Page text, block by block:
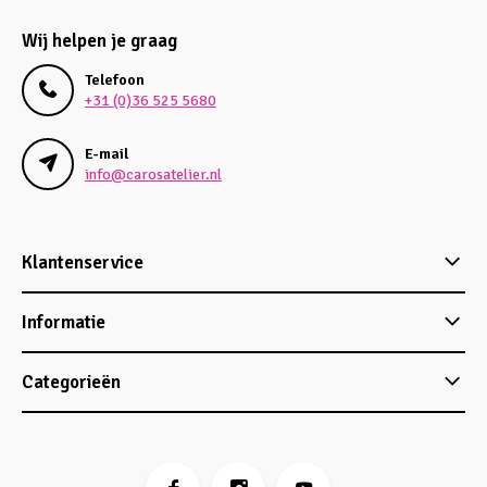
Wij helpen je graag
Telefoon
+31 (0)36 525 5680
E-mail
info@carosatelier.nl
Klantenservice
Informatie
Categorieën